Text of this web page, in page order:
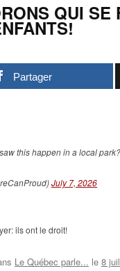
QUI SE
Partager
this happen in a local park?
July 7, 2026
ils ont le droit!
Le Québec parle... le 8